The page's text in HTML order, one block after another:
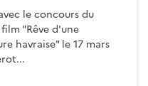
le concours du
"Rêve d'une
havraise" le 17 mars